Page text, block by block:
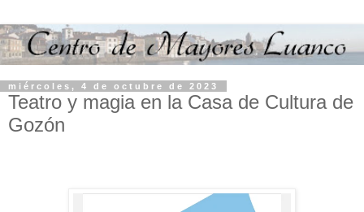
miércoles, 4 de octubre de 2023
Teatro y magia en la Casa de Cultura de
Gozón